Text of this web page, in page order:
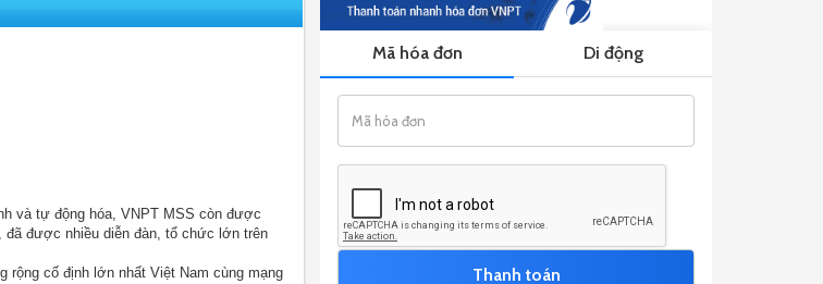
và tự động hóa, VNPT MSS còn được
đã được nhiều diễn đàn, tổ chức lớn trên
rộng cố định lớn nhất Việt Nam cùng mạng